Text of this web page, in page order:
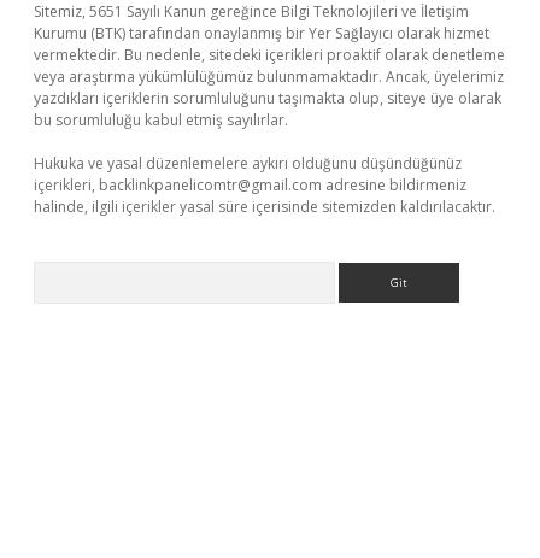
Sitemiz, 5651 Sayılı Kanun gereğince Bilgi Teknolojileri ve İletişim
Kurumu (BTK) tarafından onaylanmış bir Yer Sağlayıcı olarak hizmet
vermektedir. Bu nedenle, sitedeki içerikleri proaktif olarak denetleme
veya araştırma yükümlülüğümüz bulunmamaktadır. Ancak, üyelerimiz
yazdıkları içeriklerin sorumluluğunu taşımakta olup, siteye üye olarak
bu sorumluluğu kabul etmiş sayılırlar.
Hukuka ve yasal düzenlemelere aykırı olduğunu düşündüğünüz
içerikleri, backlinkpanelicomtr@gmail.com adresine bildirmeniz
halinde, ilgili içerikler yasal süre içerisinde sitemizden kaldırılacaktır.